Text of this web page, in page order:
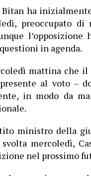
ha
preoccupato
in agenda.
mattina che
al voto –
in modo da
ministro della
mercoledì,
nel prossimo